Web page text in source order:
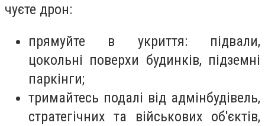
чуєте дрон:
прямуйте в укриття: підвали,
цокольні поверхи будинків, підземні
паркінги;
тримайтесь подалі від адмінбудівель,
стратегічних та військових об'єктів,